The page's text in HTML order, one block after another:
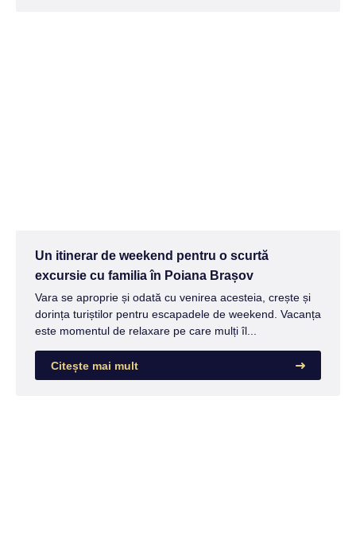
Un itinerar de weekend pentru o scurtă
excursie cu familia în Poiana Brașov
Vara se aproprie și odată cu venirea acesteia, crește și
dorința turiștilor pentru escapadele de weekend. Vacanța
este momentul de relaxare pe care mulți îl...
Citește mai mult